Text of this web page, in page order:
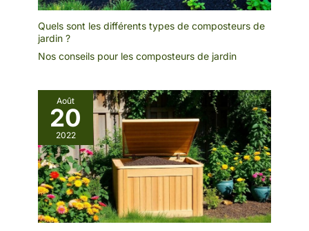
Quels sont les différents types de composteurs de
jardin ?
Nos conseils pour les composteurs de jardin
Août
20
2022